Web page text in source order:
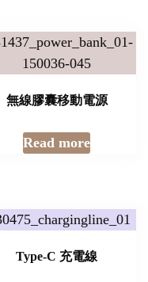
無線膠囊移動電源
Read more
Type-C 充電線